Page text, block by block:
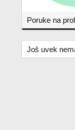
Poruke na
Još uvek